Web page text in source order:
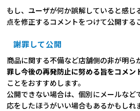
もし、ユーザが何か誤解していると感じ
点を修正するコメントをつけて公開する
謝罪して公開
商品に関する不備など店舗側の非が明ら
罪し今後の再発防止に努める旨をコメン
ことをおすすめします。
公開できない場合は、個別にメールなど
応をしたほうがいい場合もあるかもしれ